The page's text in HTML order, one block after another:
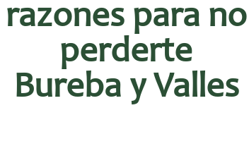
razones para no
perderte
Bureba y Valles